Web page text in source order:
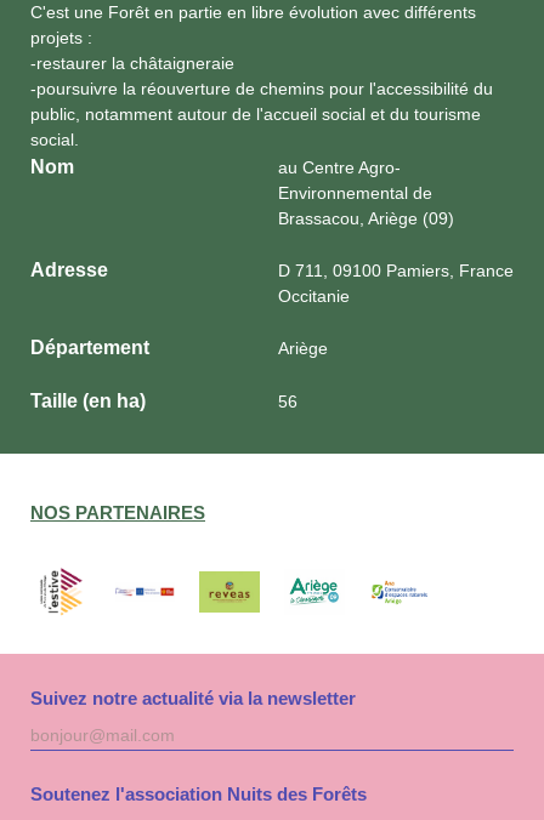
C'est une Forêt en partie en libre évolution avec différents
projets :
-restaurer la châtaigneraie
-poursuivre la réouverture de chemins pour l'accessibilité du
public, notamment autour de l'accueil social et du tourisme
social.
Nom
au Centre Agro-
Environnemental de
Brassacou, Ariège (09)
Adresse
D 711, 09100 Pamiers, France
Occitanie
Département Ariège
Taille (en ha) 56
NOS PARTENAIRES
Suivez notre actualité via la newsletter
Adresse
mail
à
Soutenez l'association Nuits des Forêts